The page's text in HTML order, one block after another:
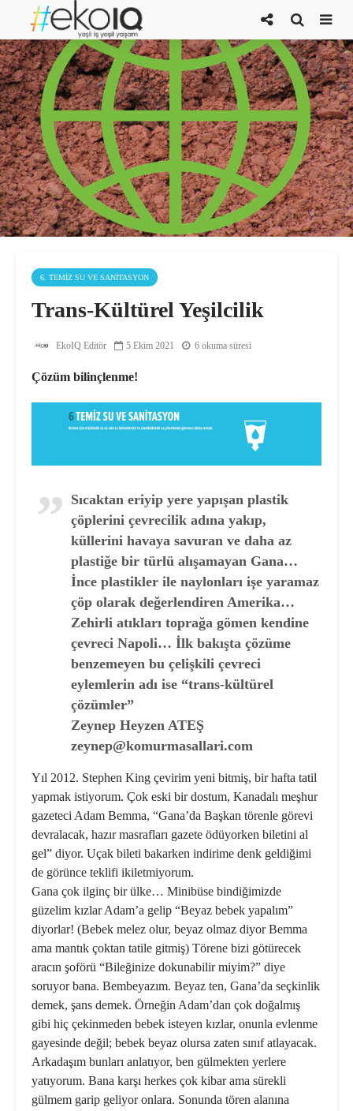
6. TEMIZ SU VE SANITASYON
Trans-Kültürel Yeşilcilik
EkoIQ Editör 5 Ekim 2021 6 okuma süresi
Çözüm bilinçlenme!
Sıcaktan eriyip yere yapışan plastik
çöplerini çevrecilik adına yakıp,
küllerini havaya savuran ve daha az
plastiğe bir türlü alışamayan Gana…
İnce plastikler ile naylonları işe yaramaz
çöp olarak değerlendiren Amerika…
Zehirli atıkları toprağa gömen kendine
çevreci Napoli… İlk bakışta çözüme
benzemeyen bu çelişkili çevreci
eylemlerin adı ise “trans-kültürel
çözümler”
Zeynep Heyzen ATEŞ
zeynep@komurmasallari.com
Yıl 2012. Stephen King çe­virim yeni bitmiş, bir hafta tatil
yapmak istiyorum. Çok eski bir dostum, Kanadalı meşhur
gazeteci Adam Bemma, “Gana’da Başkan törenle görevi
devralacak, hazır masrafları gazete ödüyorken biletini al
gel” diyor. Uçak bileti ba­karken indirime denk geldiğimi
de görünce teklifi ikiletmiyorum.
Gana çok ilginç bir ülke… Minibüse bindiğimizde
güzelim kızlar Adam’a gelip “Beyaz bebek yapalım”
diyor­lar! (Bebek melez olur, beyaz olmaz diyor Bemma
ama mantık çoktan tatile gitmiş) Törene bizi götürecek
aracın şoförü “Bileğinize dokuna­bilir miyim?” diye
soruyor bana. Bembeyazım. Beyaz ten, Gana’da seçkinlik
demek, şans demek. Ör­neğin Adam’dan çok doğalmış
gibi hiç çekinmeden bebek isteyen kızlar, onunla evlenme
gayesinde değil; bebek beyaz olursa zaten sı­nıf atlayacak.
Arkadaşım bunları anlatıyor, ben gülmekten yerlere
yatıyorum. Bana karşı herkes çok kibar ama sürekli
gülmem garip ge­liyor onlara. Sonunda tören alanına